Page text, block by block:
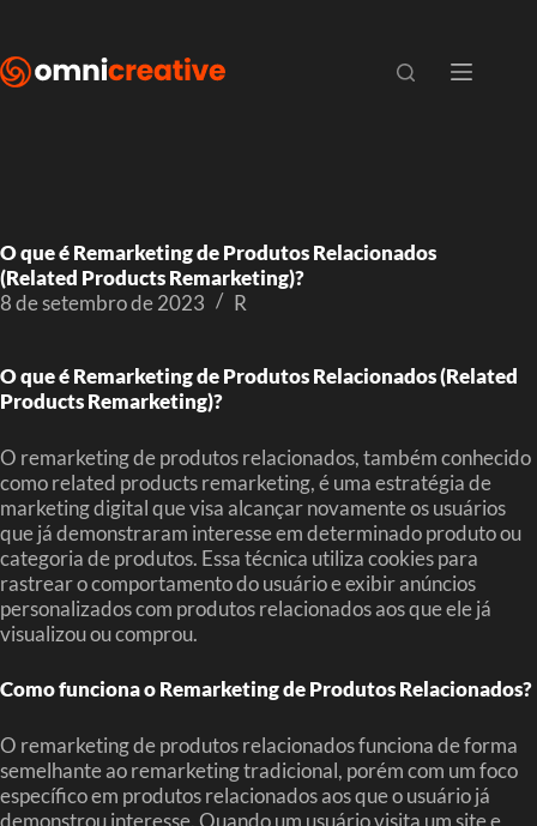
O que é Remarketing de Produtos Relacionados
(Related Products Remarketing)?
8 de setembro de 2023
R
O que é Remarketing de Produtos Relacionados (Related
Products Remarketing)?
O remarketing de produtos relacionados, também conhecido
como related products remarketing, é uma estratégia de
marketing digital que visa alcançar novamente os usuários
que já demonstraram interesse em determinado produto ou
categoria de produtos. Essa técnica utiliza cookies para
rastrear o comportamento do usuário e exibir anúncios
personalizados com produtos relacionados aos que ele já
visualizou ou comprou.
Como funciona o Remarketing de Produtos Relacionados?
O remarketing de produtos relacionados funciona de forma
semelhante ao remarketing tradicional, porém com um foco
específico em produtos relacionados aos que o usuário já
demonstrou interesse. Quando um usuário visita um site e